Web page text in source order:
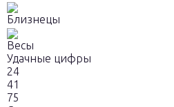
Близнецы
Весы
Удачные цифры
24
41
75